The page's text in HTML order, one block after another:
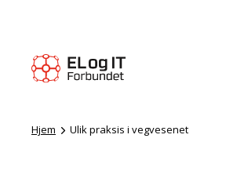
Hjem Ulik praksis i vegvesenet